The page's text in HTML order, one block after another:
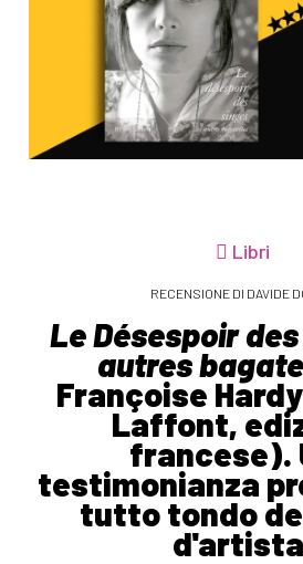
Libri
RECENSIONE DI DAVIDE
Le Désespoir
autres
Françoise
Laffont,
francese).
testimonianza
tutto tondo